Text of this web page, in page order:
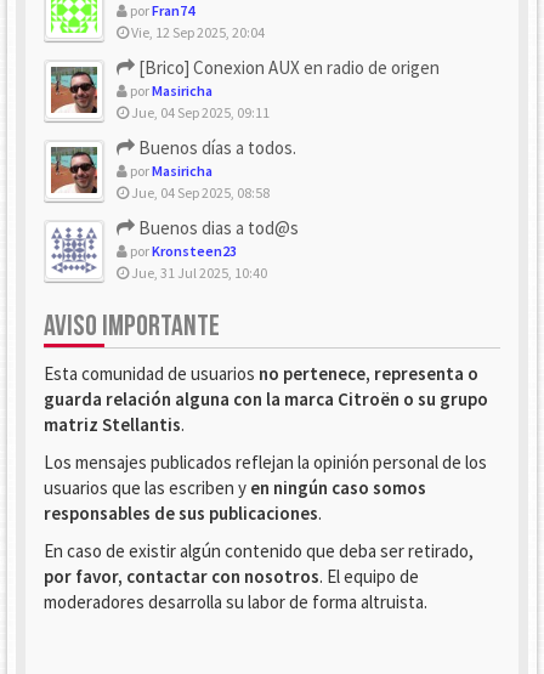
porFran74
Vie, 12 Sep 2025, 20:04
[Brico] Conexion AUX en radio de origen
porMasiricha
Jue, 04 Sep 2025, 09:11
Buenos días a todos.
porMasiricha
Jue, 04 Sep 2025, 08:58
Buenos dias a tod@s
porKronsteen23
Jue, 31 Jul 2025, 10:40
AVISO IMPORTANTE
Esta comunidad de usuarios no pertenece, representa o
guarda relación alguna con la marca Citroën o su grupo
matriz Stellantis.
Los mensajes publicados reflejan la opinión personal de los
usuarios que las escriben y en ningún caso somos
responsables de sus publicaciones.
En caso de existir algún contenido que deba ser retirado,
por favor, contactar con nosotros. El equipo de
moderadores desarrolla su labor de forma altruista.